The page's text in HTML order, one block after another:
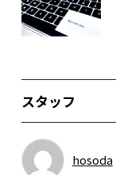
スタッフ
hosoda